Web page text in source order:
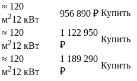
≈ 120
м212 кВт
956 890 ₽ Купить
≈ 120
м212 кВт
1 122 950
₽
Купить
≈ 120
м212 кВт
1 189 290
₽
Купить